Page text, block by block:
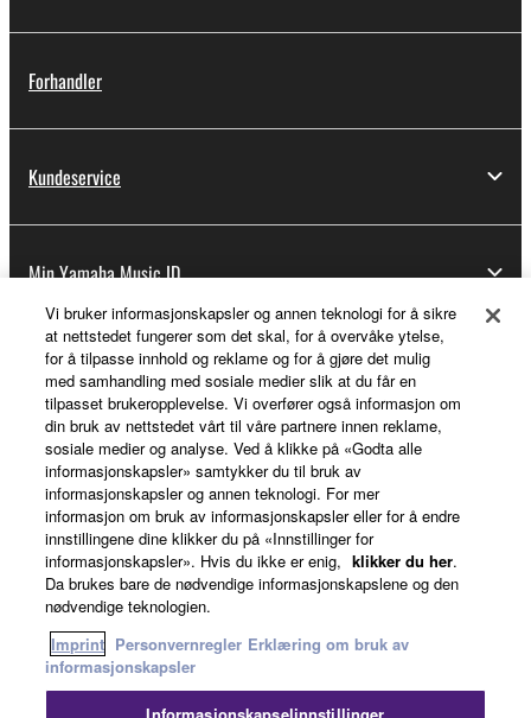
Forhandler
Kundeservice
Min Yamaha Music ID
Om Yamaha
Norge - Norwegian
Virksomhet
Vi bruker informasjonskapsler og annen teknologi for å sikre
at nettstedet fungerer som det skal, for å overvåke ytelse,
for å tilpasse innhold og reklame og for å gjøre det mulig
med samhandling med sosiale medier slik at du får en
tilpasset brukeropplevelse. Vi overfører også informasjon om
din bruk av nettstedet vårt til våre partnere innen reklame,
sosiale medier og analyse. Ved å klikke på «Godta alle
informasjonskapsler» samtykker du til bruk av
informasjonskapsler og annen teknologi. For mer
informasjon om bruk av informasjonskapsler eller for å endre
innstillingene dine klikker du på «Innstillinger for
informasjonskapsler». Hvis du ikke er enig, klikker du her.
Da brukes bare de nødvendige informasjonskapslene og den
nødvendige teknologien.
Imprint Personvernregler Erklæring om bruk av
informasjonskapsler